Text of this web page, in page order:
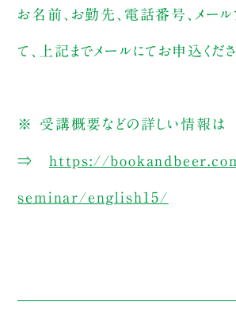
お名前、お勤先、電話番号、メール
て、上記までメールにてお申込くださ
※ 受講概要などの詳しい情報は
⇒ https://
seminar/english15/